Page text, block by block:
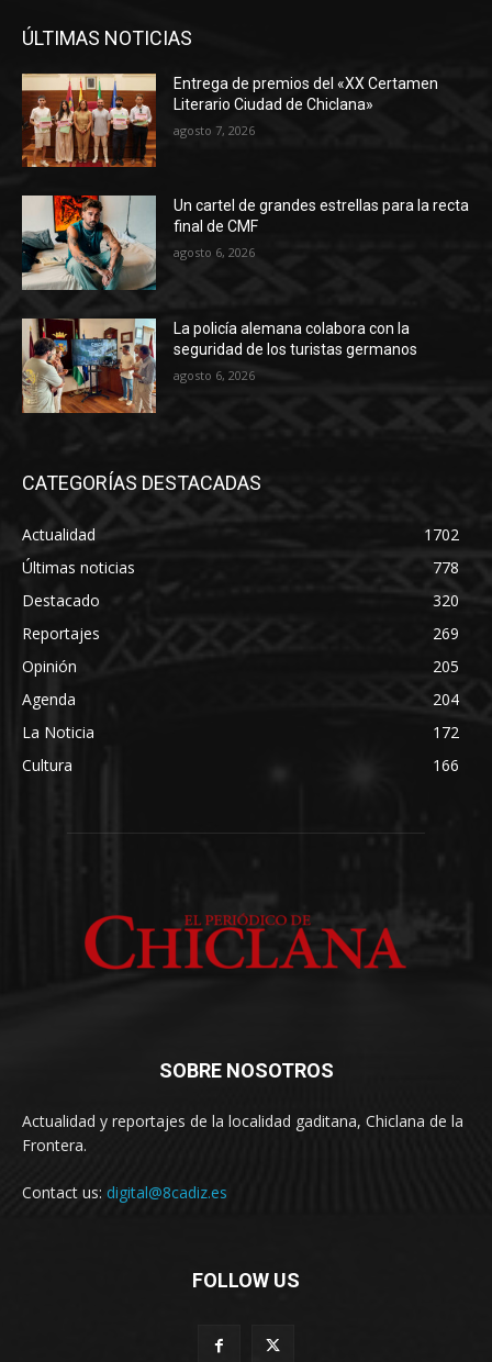
ÚLTIMAS NOTICIAS
Entrega de premios del «XX Certamen
Literario Ciudad de Chiclana»
agosto 7, 2026
Un cartel de grandes estrellas para la recta
final de CMF
agosto 6, 2026
La policía alemana colabora con la
seguridad de los turistas germanos
agosto 6, 2026
CATEGORÍAS DESTACADAS
Actualidad
1702
Últimas noticias
778
Destacado
320
Reportajes
269
Opinión
205
Agenda
204
La Noticia
172
Cultura
166
SOBRE NOSOTROS
Actualidad y reportajes de la localidad gaditana, Chiclana de la
Frontera.
Contact us: digital@8cadiz.es
FOLLOW US